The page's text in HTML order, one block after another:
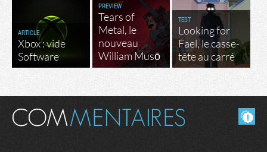
ARTICLE
Xbox : vide
Software
PREVIEW
Tears of
Metal, le
nouveau
William Musō
TEST
Looking for
Fael, le casse-
tête au carré
Masquer les commentaires lus.